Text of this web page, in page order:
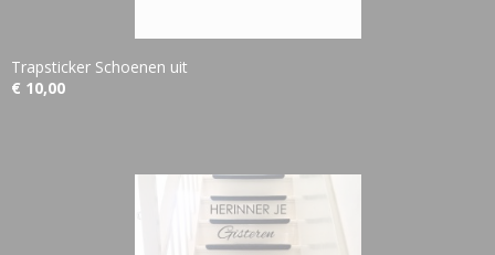
Trapsticker Schoenen uit
€ 10,00